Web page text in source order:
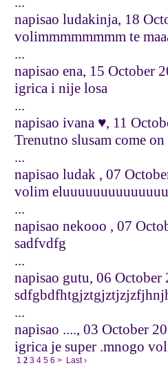
napisao ludakinja, 18
volimmmmmmmm te
...
napisao ena, 15 October
igrica i nije losa
...
napisao ivana ♥, 11
Trenutno slusam come
...
napisao ludak , 07
volim
...
napisao nekooo , 07
sadfvdfg
...
napisao gutu, 06 October
...
napisao ...., 03 October
igrica je super .mnogo
1 2 3 4 5 6 > Last ›